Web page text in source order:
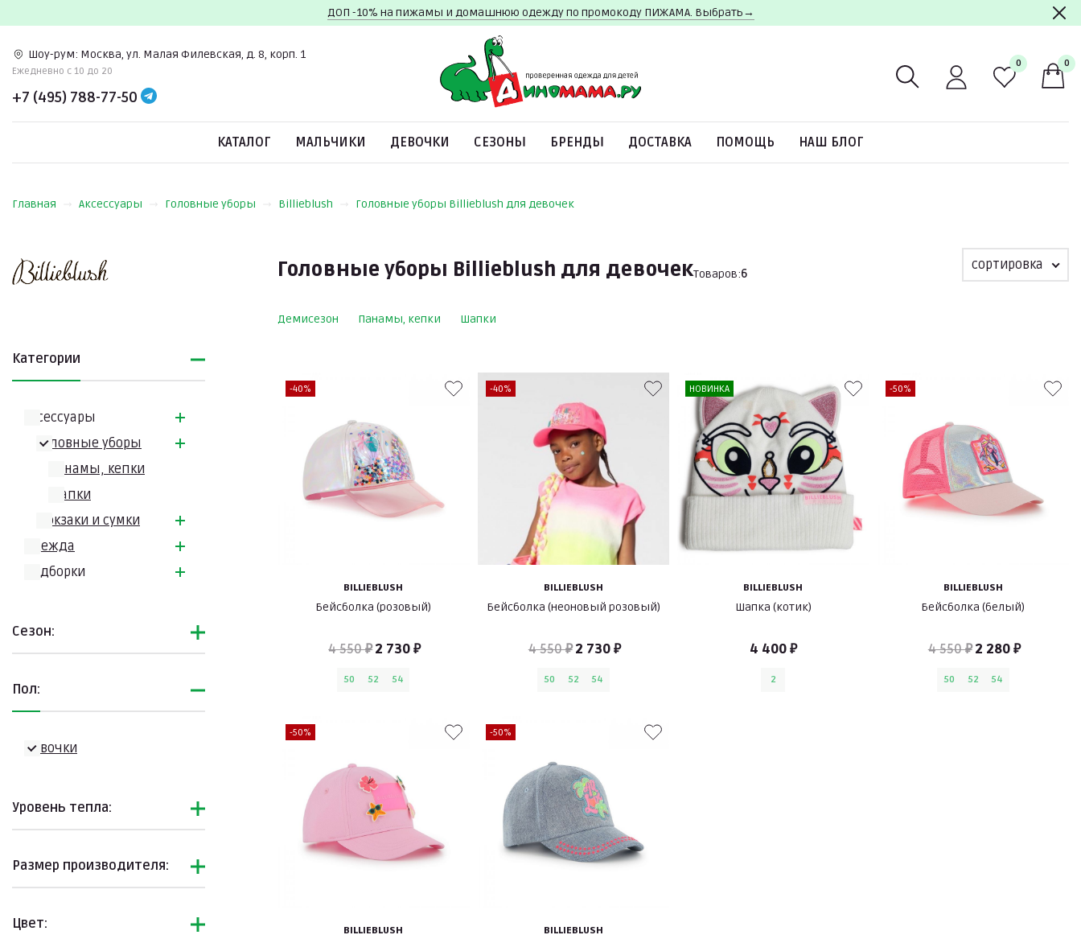
ДОП -10% на пижамы и домашнюю одежду по промокоду ПИЖАМА. Выбрать→
Шоу-рум: Москва, ул. Малая Филевская, д. 8, корп. 1
Ежедневно c 10 до 20
+7 (495) 788-77-50
0 0
КАТАЛОГ МАЛЬЧИКИ ДЕВОЧКИ СЕЗОНЫ БРЕНДЫ ДОСТАВКА ПОМОЩЬ НАШ БЛОГ
Главная Аксессуары Головные уборы Billieblush Головные уборы Billieblush для девочек
Категории
Аксессуары
Головные уборы
Панамы, кепки
Шапки
Рюкзаки и сумки
Одежда
Подборки
Сезон:
Пол:
Девочки
Уровень тепла:
Размер производителя:
Цвет:
Головные уборы Billieblush для девочекТоваров:6
сортировка
Демисезон Панамы, кепки Шапки
-40%
BILLIEBLUSH
Бейсболка (розовый)
4 550 ₽2 730 ₽
50 52 54
-40%
BILLIEBLUSH
Бейсболка (неоновый розовый)
4 550 ₽ 2 730 ₽
50 52 54
НОВИНКА
BILLIEBLUSH
Шапка (котик)
4 400 ₽
2
-50%
BILLIEBLUSH
Бейсболка (белый)
4 550 ₽ 2 280 ₽
50 52 54
-50%
BILLIEBLUSH
-50%
BILLIEBLUSH